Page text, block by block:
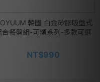
韓國 白金矽膠吸盤式
合餐盤組-可頌系列-多款可選
NT$990